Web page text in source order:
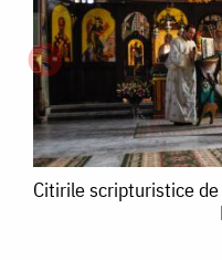
Citirile
Citirile scripturistice